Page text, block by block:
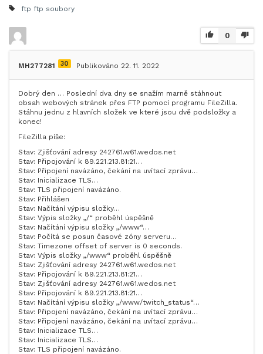
ftp ftp soubory
0
MH277281 30 Publikováno 22. 11. 2022
Dobrý den … Poslední dva dny se snažím marně stáhnout
obsah webových stránek přes FTP pomocí programu FileZilla.
Stáhnu jednu z hlavních složek ve které jsou dvě podsložky a
konec!
FileZilla píše:
Stav: Zjišťování adresy 242761.w61.wedos.net
Stav: Připojování k 89.221.213.81:21…
Stav: Připojení navázáno, čekání na uvítací zprávu…
Stav: Inicializace TLS…
Stav: TLS připojení navázáno.
Stav: Přihlášen
Stav: Načítání výpisu složky…
Stav: Výpis složky „/“ proběhl úspěšně
Stav: Načítání výpisu složky „/www“…
Stav: Počítá se posun časové zóny serveru…
Stav: Timezone offset of server is 0 seconds.
Stav: Výpis složky „/www“ proběhl úspěšně
Stav: Zjišťování adresy 242761.w61.wedos.net
Stav: Připojování k 89.221.213.81:21…
Stav: Zjišťování adresy 242761.w61.wedos.net
Stav: Připojování k 89.221.213.81:21…
Stav: Načítání výpisu složky „/www/twitch_status“…
Stav: Připojení navázáno, čekání na uvítací zprávu…
Stav: Připojení navázáno, čekání na uvítací zprávu…
Stav: Inicializace TLS…
Stav: Inicializace TLS…
Stav: TLS připojení navázáno.